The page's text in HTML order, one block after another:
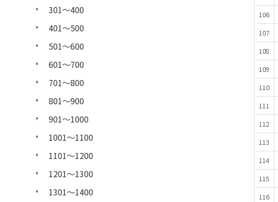
301〜400
401〜500
501〜600
601〜700
701〜800
801〜900
901〜1000
1001〜1100
1101〜1200
1201〜1300
1301〜1400
106
107
108
109
110
111
112
113
114
115
116